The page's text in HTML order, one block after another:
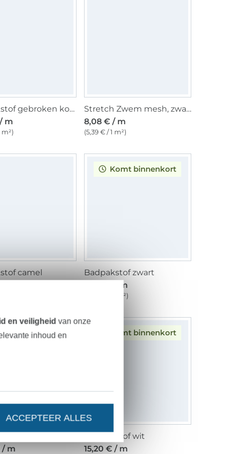
Badpakstof gebroken koningsblauw
m
m²)
Stretch Zwem mesh, zwart
8,08 € / m
(5,39 € / 1 m²)
camel
Komt binnenkort
Badpakstof zwart
15,20 € / m
(10,13 € / 1 m²)
/ m
Komt binnenkort
Badpakstof wit
15,20 € / m
en veiligheid van onze
inhoud en
ACCEPTEER ALLES